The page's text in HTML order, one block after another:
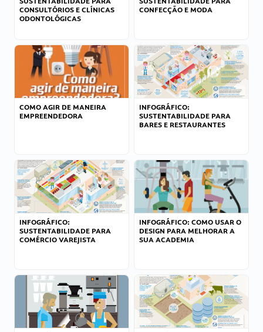
CONSULTÓRIOS E CLÍNICAS
ODONTOLÓGICAS
CONFECÇÃO E MODA
COMO AGIR DE MANEIRA
EMPREENDEDORA
INFOGRÁFICO:
SUSTENTABILIDADE PARA
BARES E RESTAURANTES
INFOGRÁFICO:
SUSTENTABILIDADE PARA
COMÉRCIO VAREJISTA
INFOGRÁFICO: COMO USAR O
DESIGN PARA MELHORAR A
SUA ACADEMIA